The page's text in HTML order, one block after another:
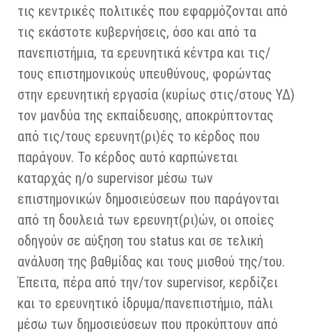
τις κεντρικές πολιτικές που εφαρμόζονται από
τις εκάστοτε κυβερνήσεις, όσο και από τα
πανεπιστήμια, τα ερευνητικά κέντρα και τις/
τους επιστημονικούς υπευθύνους, φορώντας
στην ερευνητική εργασία (κυρίως στις/στους ΥΔ)
τον μανδύα της εκπαίδευσης, αποκρύπτοντας
από τις/τους ερευνητ(ρι)ές το κέρδος που
παράγουν. Το κέρδος αυτό καρπώνεται
καταρχάς η/ο supervisor μέσω των
επιστημονικών δημοσιεύσεων που παράγονται
από τη δουλειά των ερευνητ(ρι)ών, οι οποίες
οδηγούν σε αύξηση του status και σε τελική
ανάλυση της βαθμίδας και τους μισθού της/του.
Έπειτα, πέρα από την/τον supervisor, κερδίζει
και το ερευνητικό ίδρυμα/πανεπιστήμιο, πάλι
μέσω των δημοσιεύσεων που προκύπτουν από